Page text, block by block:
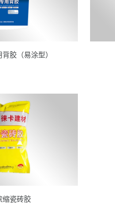
胶（易涂型）
缩瓷砖胶